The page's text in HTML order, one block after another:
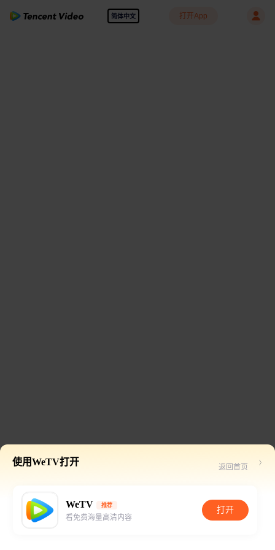
简体中文 打开App
使用WeTV打开 返回首页
WeTV 推荐
看免费海量高清内容
打开